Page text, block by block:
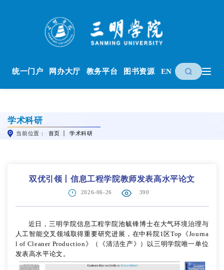
统一门户 网办大厅 教务平台 图书资源 EN
学术科研
当前位置： 首页 学术科研
双优引领丨信息工程学院教师发表高水平论文
2026-06-26 390
近日，三明学院信息工程学院池毓锋博士在大气环境治理与
人工智能交叉领域取得重要研究进展，在中科院1区Top 《Journa
l of Cleaner Production 》
（《清洁生产》）以三明学院唯一单位
发表高水平论文。